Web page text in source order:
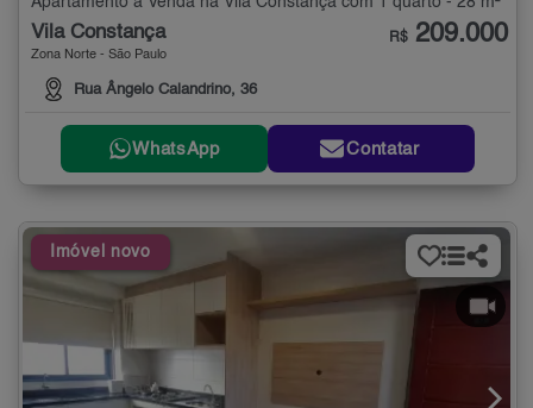
Vila Constança
Zona Norte - São Paulo
Rua Ângelo Calandrino, 36
R$ 209.000
WhatsApp Contatar
Imóvel novo